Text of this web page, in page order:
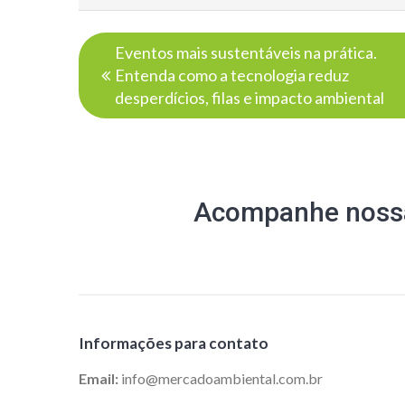
Navegação
de
Post
Eventos mais sustentáveis na prática.
Entenda como a tecnologia reduz
desperdícios, filas e impacto ambiental
Acompanhe
Informações para contato
Email: info@mercadoambiental.com.br